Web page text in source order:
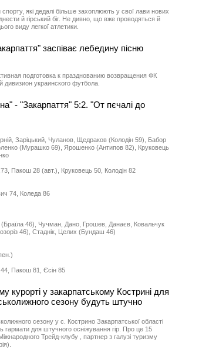
які дедалі більше захоплюють у свої лави нових
й гірський біг. Не дивно, що вже проводяться й
виду легкої атлетики.
заспіває лебедину пісню
подготовка к празднованию возвращения ФК
украинского футбола.
- "Закарпаття" 5:2. "От пєчалі до
Заріцький, Чуланов, Щедраков (Колодін 59), Бабор
(Мурашко 69), Ярошенко (Антипов 82), Круковець
Пакош 28 (авт.), Круковець 50, Колодін 82
74, Коледа 86
46), Чучман, Дано, Грошев, Данаєв, Ковальчук
46), Стаднік, Целих (Бундаш 46)
Пакош 81, Єсін 85
курорті у закарпатському Кострині для
сезону будуть штучно
сезону у с. Кострино Закарпатської області
гармати для штучного осніжування гір. Про це 15
Трейд-клубу , партнер з галузі туризму